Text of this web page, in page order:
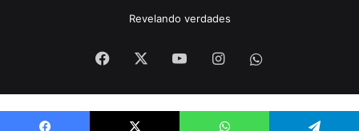
Revelando verdades
Facebook YouTubeInstagram